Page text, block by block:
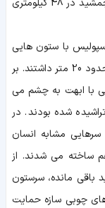
گسترش یافت. شهر باستانی پرسپولیس یا تخت جمشید در 48 کیلومتری
با ستون هایی
بلند و تو خالی حمایت می شدند که ارتفاعی در حدود 20 متر داشتند. بر
با ابهت به چشم می
شده بودند. در
سرهایی مشابه انسان
ساخته می شدند. از
مانده، سرستون
چوبی سازه حمایت